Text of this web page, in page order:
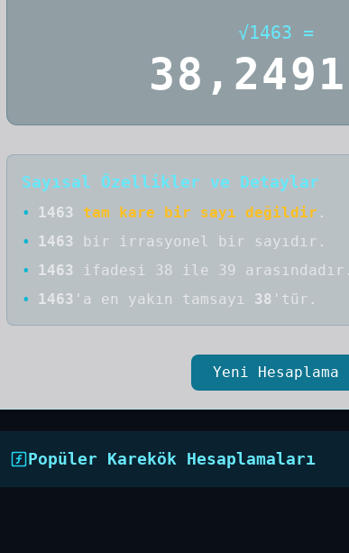
√1463 =
Sayısal Özellikler ve Detaylar
• 1463 tam kare bir sayı değildir .
•
1463 bir irrasyonel bir sayıdır .
•
1463
ifadesi 38 ile 39 arasındadır.
•
1463 'a en yakın tamsayı 38 'tür.
Yeni Hesaplama
Popüler Karekök Hesaplamaları